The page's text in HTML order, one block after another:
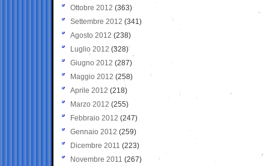
Ottobre 2012 (363)
Settembre 2012 (341)
Agosto 2012 (238)
Luglio 2012 (328)
Giugno 2012 (287)
Maggio 2012 (258)
Aprile 2012 (218)
Marzo 2012 (255)
Febbraio 2012 (247)
Gennaio 2012 (259)
Dicembre 2011 (223)
Novembre 2011 (267)